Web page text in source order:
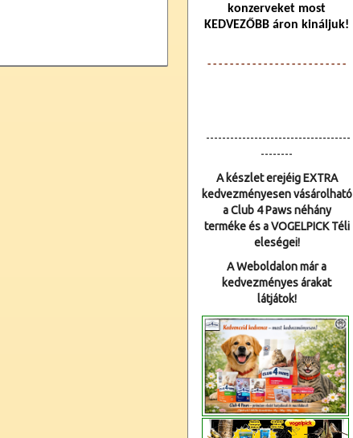
konzerveket most
KEDVEZŐBB áron kináljuk!
- - - - - - - - - - - - -- - - - - - - - - - - -
------------------------------------
--------
A készlet erejéig EXTRA
kedvezményesen vásárolható
a Club 4 Paws néhány
terméke és a VOGELPICK Téli
eleségei!
A Weboldalon már a
kedvezményes árakat
látjátok!